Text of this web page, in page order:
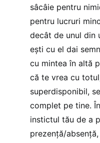
sâcâie pentru
pentru lucruri
decât de unul din
ești cu el dai
cu mintea în altă
că te vrea cu
superdisponibil,
complet pe tine.
instictul tău de a
prezență/